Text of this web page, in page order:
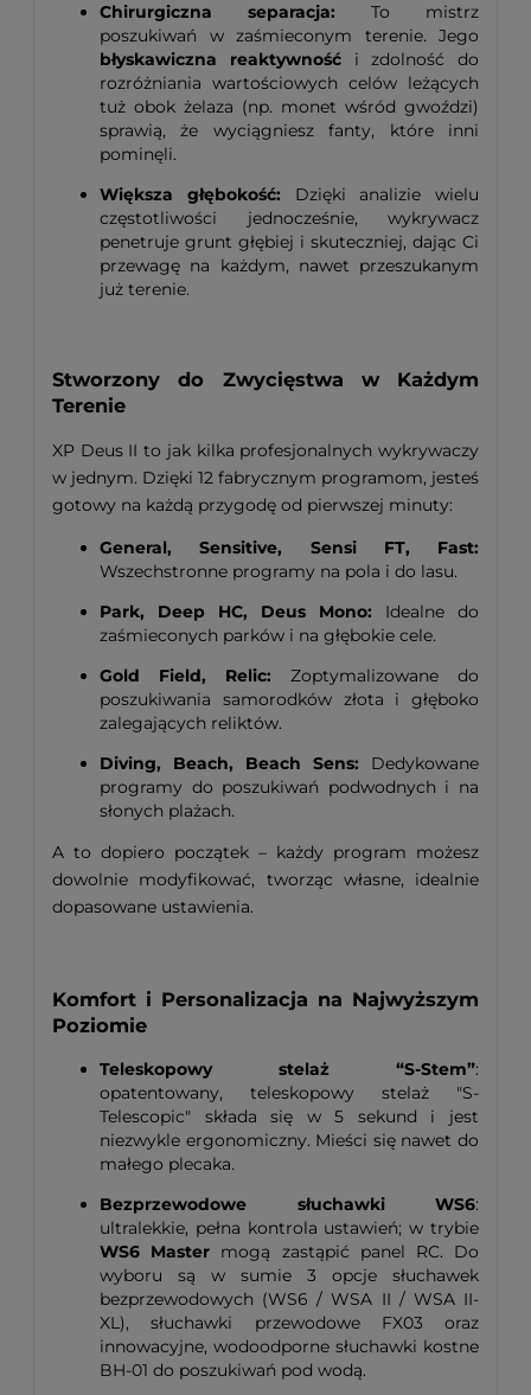
Chirurgiczna separacja: To mistrz
poszukiwań w zaśmieconym terenie. Jego
błyskawiczna reaktywnośći zdolność do
rozróżniania wartościowych celów leżących
tuż obok żelaza (np. monet wśród gwoździ)
sprawią, że wyciągniesz fanty, które inni
pominęli.
Większa głębokość: Dzięki analizie wielu
częstotliwości jednocześnie, wykrywacz
penetruje grunt głębiej i skuteczniej, dając Ci
przewagę na każdym, nawet przeszukanym
już terenie.
Stworzony do Zwycięstwa w Każdym
Terenie
XP Deus II to jak kilka profesjonalnych wykrywaczy
w jednym. Dzięki 12 fabrycznym programom, jesteś
gotowy na każdą przygodę od pierwszej minuty:
General, Sensitive, Sensi FT, Fast:
Wszechstronne programy na pola i do lasu.
Park, Deep HC, Deus Mono: Idealne do
zaśmieconych parków i na głębokie cele.
Gold Field, Relic: Zoptymalizowane do
poszukiwania samorodków złota i głęboko
zalegających reliktów.
Diving, Beach, Beach Sens: Dedykowane
programy do poszukiwań podwodnych i na
słonych plażach.
A to dopiero początek – każdy program możesz
dowolnie modyfikować, tworząc własne, idealnie
dopasowane ustawienia.
Komfort i Personalizacja na Najwyższym
Poziomie
Teleskopowy stelaż “S-Stem”:
opatentowany, teleskopowy stelaż "S-
Telescopic" składa się w 5 sekund i jest
niezwykle ergonomiczny. Mieści się nawet do
małego plecaka.
Bezprzewodowe słuchawki WS6:
ultralekkie, pełna kontrola ustawień; w trybie
WS6 Master mogą zastąpić panel RC. Do
wyboru są w sumie 3 opcje słuchawek
bezprzewodowych (WS6 / WSA II / WSA II-
XL), słuchawki przewodowe FX03 oraz
innowacyjne, wodoodporne słuchawki kostne
BH-01 do poszukiwań pod wodą.